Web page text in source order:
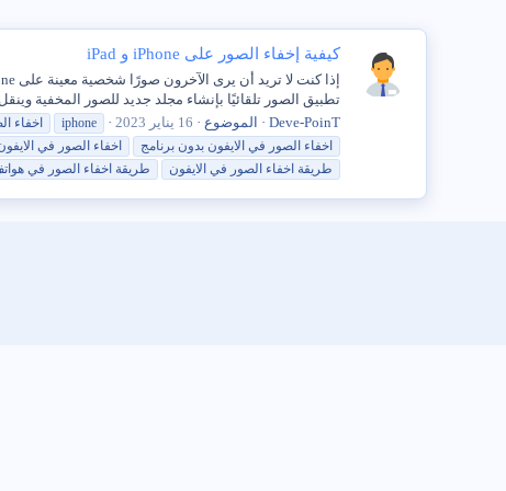
كيفية إخفاء الصور على iPhone و iPad
تطبيق الصور تلقائيًا بإنشاء مجلد جديد للصور المخفية
Deve-PoinT
الموضوع 16 يناير 2023 iphone اخفاء
اخفاء الصور في الايفون بدون برنامج اخفاء الصور في
طريقة اخفاء الصور في الايفون طريقة اخفاء الصور في